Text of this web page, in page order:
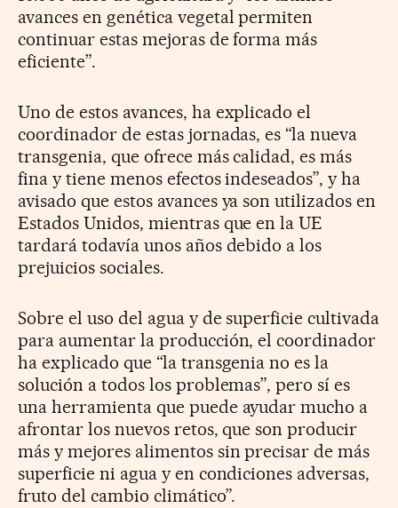
avances en genética vegetal permiten
continuar estas mejoras de forma más
eficiente”.
Uno de estos avances, ha explicado el
coordinador de estas jornadas, es “la nueva
transgenia, que ofrece más calidad, es más
fina y tiene menos efectos indeseados”, y ha
avisado que estos avances ya son utilizados en
Estados Unidos, mientras que en la UE
tardará todavía unos años debido a los
prejuicios sociales.
Sobre el uso del agua y de superficie cultivada
para aumentar la producción, el coordinador
ha explicado que “la transgenia no es la
solución a todos los problemas”, pero sí es
una herramienta que puede ayudar mucho a
afrontar los nuevos retos, que son producir
más y mejores alimentos sin precisar de más
superficie ni agua y en condiciones adversas,
fruto del cambio climático”.